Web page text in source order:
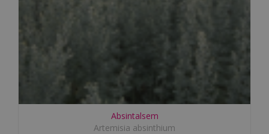
Absintalsem
Artemisia absinthium